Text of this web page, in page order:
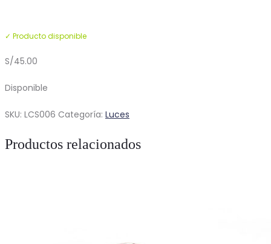
✓ Producto disponible
S/45.00
Disponible
SKU: LCS006 Categoría: Luces
Productos relacionados